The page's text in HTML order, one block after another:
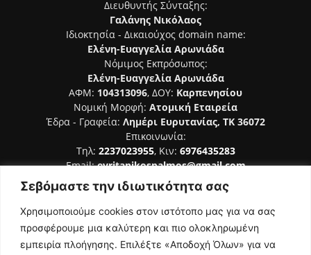
Σεβόμαστε την ιδιωτικότητα σας
Χρησιμοποιούμε cookies στον ιστότοπο μας για να σας
προσφέρουμε μια καλύτερη και πιο ολοκληρωμένη
εμπειρία πλοήγησης. Επιλέξτε «Αποδοχή Όλων» για να
Διευθυντής Σύνταξης:
Γαλάνης Νικόλαος
Ιδιοκτησία - Δικαιούχος domain name:
Ελένη-Ευαγγελία Αρωνιάδα
Νόμιμος Εκπρόσωπος:
Ελένη-Ευαγγελία Αρωνιάδα
ΑΦΜ: 104313096, ΔΟΥ: Καρπενησίου
Νομική Μορφή: Ατομική Εταιρεία
Έδρα - Γραφεία: Λημέρι Ευρυτανίας, ΤΚ 36072
Επικοινωνία:
Τηλ: 2237023955, Κιν: 6976435283
Email:evritanikospalmos@gmail.com
Αριθμός Πιστοποίησης Μ.Η.Τ. 242044